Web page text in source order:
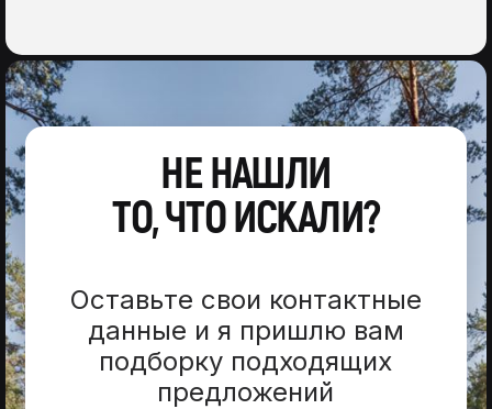
НЕ НАШЛИ
ТО, ЧТО ИСКАЛИ?
Оставьте свои контактные
данные и я пришлю вам
подборку подходящих
предложений